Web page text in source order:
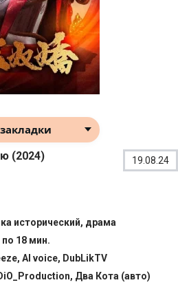
(2024) 19.08.24
исторический, драма
по 18 мин.
AI voice, DubLikTV
Два Кота (авто)